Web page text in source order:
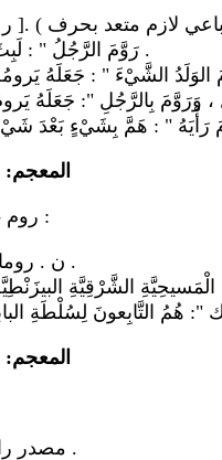
1 ." رَوَّمَ الرَّجُلُ " : لَبِثَ .
المعجم:
روم - رُومٌ :
1 . ن . رومان .
المعجم:
1 - مصدر رامَ .